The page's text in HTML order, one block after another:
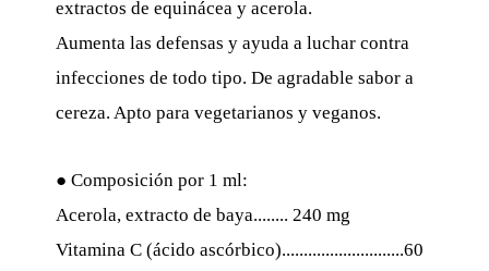
extractos de equinácea y acerola.
Aumenta las defensas y ayuda a luchar contra
infecciones de todo tipo. De agradable sabor a
cereza. Apto para vegetarianos y veganos.
● Composición por 1 ml:
Acerola, extracto de baya........ 240 mg
Vitamina C (ácido ascórbico)............................60